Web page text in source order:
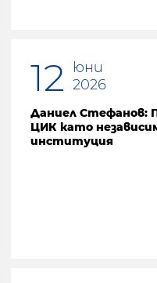
12
юни
2026
Даниел Стефанов:
ЦИК като
институция